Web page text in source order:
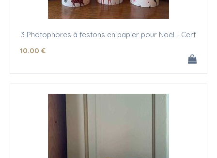
3 Photophores à festons en papier pour Noël - Cerf
10.00 €